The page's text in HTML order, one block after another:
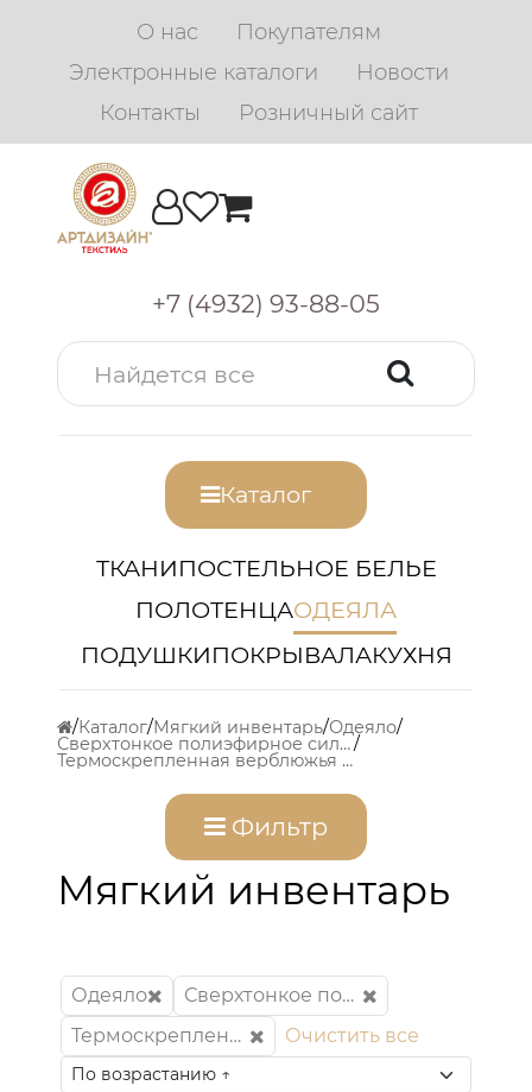
О нас
Покупателям
Электронные каталоги
Новости
Контакты
Розничный сайт
+7 (4932) 93-88-05
Каталог
ТКАНИПОСТЕЛЬНОЕ БЕЛЬЕ
ПОЛОТЕНЦАОДЕЯЛА
ПОДУШКИПОКРЫВАЛАКУХНЯ
Каталог Мягкий инвентарь Одеяло
Сверхтонкое полиэфирное силиконизированное микроволокно "Лебяжий пух"
Термоскрепленная верблюжья шерсть
Фильтр
Мягкий инвентарь
Одеяло
Сверхтонкое полиэфирное силиконизированное микроволокно "Лебяжий пух"
Термоскрепленная верблюжья шерсть
Очистить все